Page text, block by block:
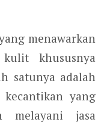
menawarkan
khususnya
satunya adalah
yang
melayani jasa